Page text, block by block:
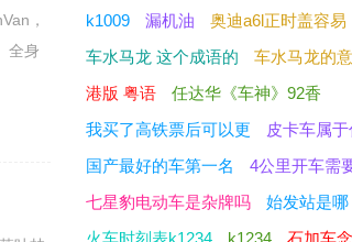
，
全身
k1009
漏机油
奥迪a6l正时盖容易
车水马龙 这个成语的
车水马龙的
港版 粤语
任达华《车神》92香
我买了高铁票后可以更
皮卡车属
国产最好的车第一名
4公里开车需
七星豹电动车是杂牌吗
始发站是哪
火车时刻表k1234
k1234
石加车